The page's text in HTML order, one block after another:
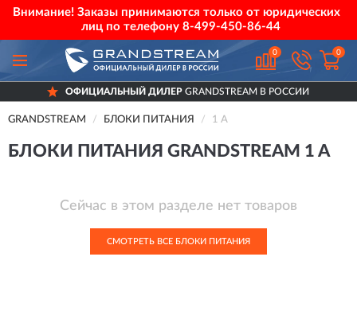
Внимание! Заказы принимаются только от юридических
лиц по телефону 8-499-450-86-44
0 0
ОФИЦИАЛЬНЫЙ ДИЛЕРGRANDSTREAM В РОССИИ
GRANDSTREAM БЛОКИ ПИТАНИЯ 1 A
БЛОКИ ПИТАНИЯ GRANDSTREAM 1 A
Сейчас в этом разделе нет товаров
СМОТРЕТЬ ВСЕ БЛОКИ ПИТАНИЯ